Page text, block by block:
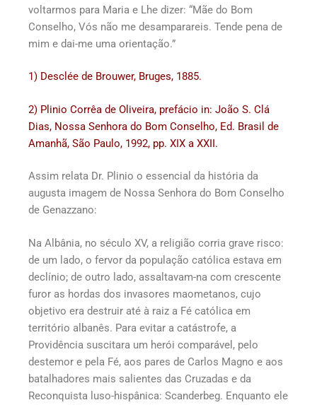
voltarmos para Maria e Lhe dizer: “Mãe do Bom
Conselho, Vós não me desamparareis. Tende pena de
mim e dai-me uma orientação.”
1) Desclée de Brouwer, Bruges, 1885.
2) Plinio Corrêa de Oliveira, prefácio in: João S. Clá
Dias, Nossa Senhora do Bom Conselho, Ed. Brasil de
Amanhã, São Paulo, 1992, pp. XIX a XXII.
Assim relata Dr. Plinio o essencial da história da
augusta imagem de Nossa Senhora do Bom Conselho
de Genazzano:
Na Albânia, no século XV, a religião corria grave risco:
de um lado, o fervor da população católica estava em
declínio; de outro lado, assaltavam-na com crescente
furor as hordas dos invasores maometanos, cujo
objetivo era destruir até à raiz a Fé católica em
território albanês. Para evitar a catástrofe, a
Providência suscitara um herói comparável, pelo
destemor e pela Fé, aos pares de Carlos Magno e aos
batalhadores mais salientes das Cruzadas e da
Reconquista luso-hispânica: Scanderbeg. Enquanto ele